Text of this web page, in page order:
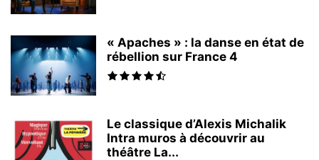
« Apaches » : la danse en état de
rébellion sur France 4
Le classique d’Alexis Michalik
Intra muros à découvrir au
théâtre La...